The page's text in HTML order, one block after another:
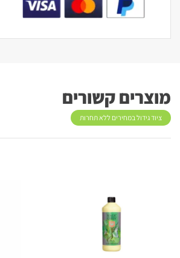
מוצרים קשורים
ציוד גידול במחירים ללא תחרות